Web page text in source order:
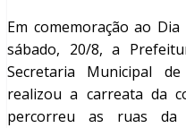
Em comemoração ao
sábado, 20/8, a
Secretaria Municipal
realizou a carreata da
percorreu as ruas